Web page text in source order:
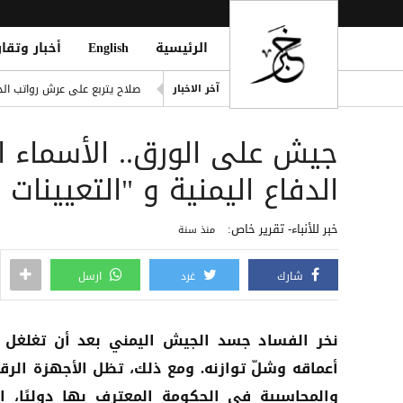
الرئيسية English أخبار
آخر الاخبار
صلاح يتربع على عرش رواتب
ديوماندي يكتب التاريخ:
Houthi Attack on Marib Camp
انفراد| مصادر تكشف
جيش على الورق.. الأسماء
الدفاع اليمنية و
خبر للأنباء- تقرير خاص: منذ سنة
شارك غرد ارسل
نخر الفساد جسد الجيش اليمني بعد أن
أعماقه وشلّ توازنه. ومع ذلك، تظل الأجهزة
والمحاسبية في الحكومة المعترف بها دوليًا،